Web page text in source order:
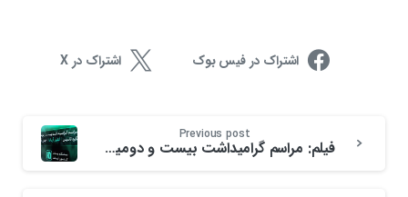
اشتراک در فیس بوک اشتراک در X
Previous post
فیلم: مراسم گرامیداشت بیست و دومین سالگرد تأسیس کلورز آریانا